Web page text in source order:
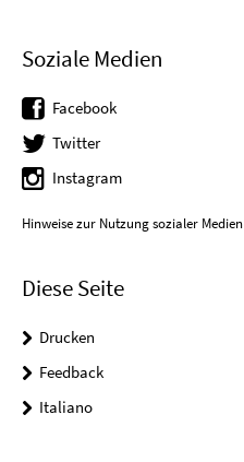
Soziale Medien
Facebook
Twitter
Instagram
Hinweise zur Nutzung sozialer Medien
Diese Seite
Drucken
Feedback
Italiano